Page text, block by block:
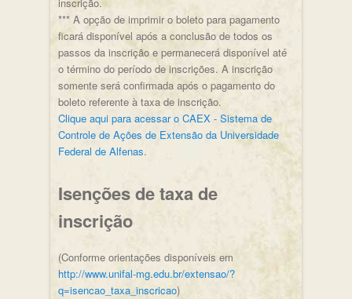
*** A opção de imprimir o boleto para pagamento
ficará disponível após a conclusão de todos os
passos da inscrição e permanecerá disponível até
o término do período de inscrições. A inscrição
somente será confirmada após o pagamento do
boleto referente à taxa de inscrição.
Clique aqui para acessar o CAEX - Sistema de
Controle de Ações de Extensão da Universidade
Federal de Alfenas.
Isenções de taxa de
inscrição
(Conforme orientações disponíveis em
http://www.unifal-mg.edu.br/extensao/?
q=isencao_taxa_inscricao)